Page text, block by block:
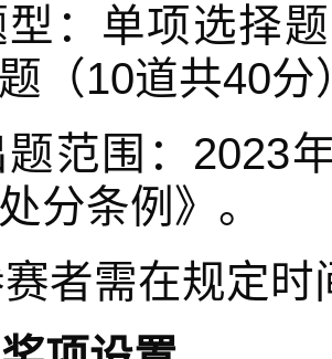
型：单项选择
（10道共40
题范围：2023
分条例》。
者需在规定